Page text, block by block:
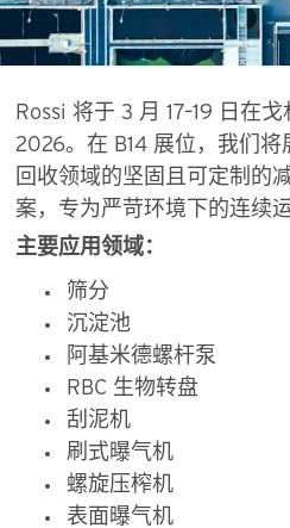
Rossi 将于 3 月 17–19 日在
2026。在 B14 展位，我们将
回收领域的坚固且可定制的
案，专为严苛环境下的连续
主要应用领域：
筛分
沉淀池
阿基米德螺杆泵
RBC 生物转盘
刮泥机
刷式曝气机
螺旋压榨机
表面曝气机